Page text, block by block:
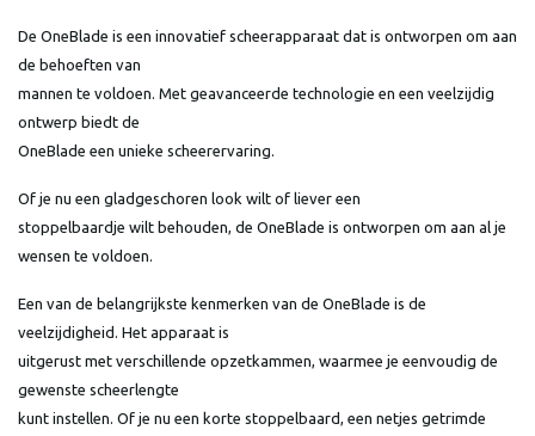
De OneBlade is een innovatief scheerapparaat dat is ontworpen om aan
de behoeften van
mannen te voldoen. Met geavanceerde technologie en een veelzijdig
ontwerp biedt de
OneBlade een unieke scheerervaring.
Of je nu een gladgeschoren look wilt of liever een
stoppelbaardje wilt behouden, de OneBlade is ontworpen om aan al je
wensen te voldoen.
Een van de belangrijkste kenmerken van de OneBlade is de
veelzijdigheid. Het apparaat is
uitgerust met verschillende opzetkammen, waarmee je eenvoudig de
gewenste scheerlengte
kunt instellen. Of je nu een korte stoppelbaard, een netjes getrimde